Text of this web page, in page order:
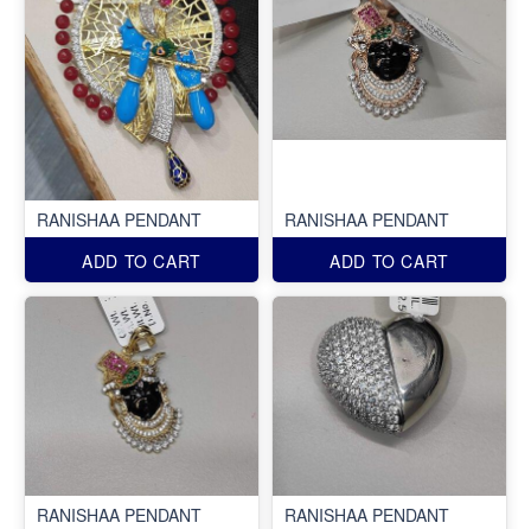
RANISHAA PENDANT
ADD TO CART
RANISHAA PENDANT
ADD TO CART
RANISHAA PENDANT
RANISHAA PENDANT